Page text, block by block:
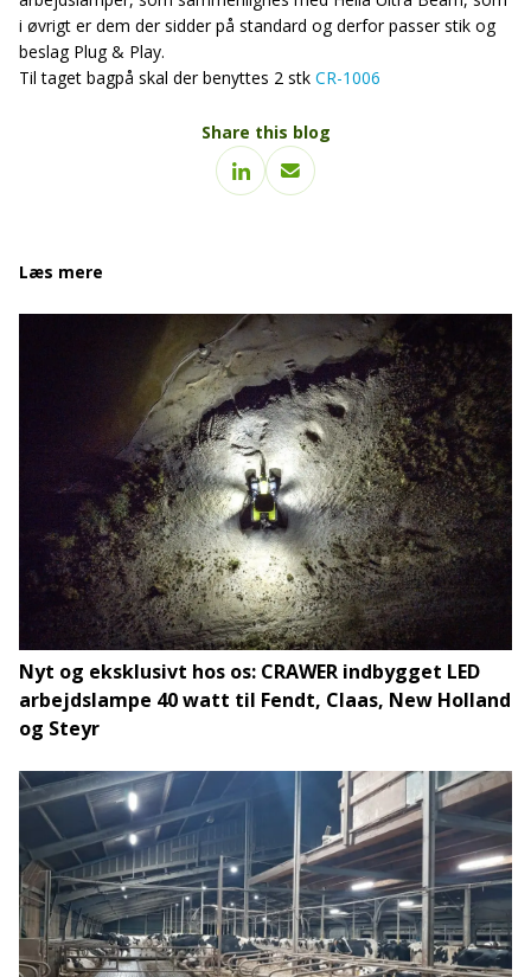
i øvrigt er dem der sidder på standard og derfor passer stik og
beslag Plug & Play.
Til taget bagpå skal der benyttes 2 stk CR-1006
Share this blog
Læs mere
Nyt og eksklusivt hos os: CRAWER indbygget LED
arbejdslampe 40 watt til Fendt, Claas, New Holland
og Steyr